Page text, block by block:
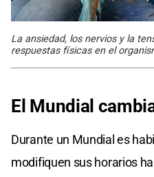
La ansiedad, los nervios y la
respuestas físicas en el
El Mundial
Durante un Mundial es
modifiquen sus horarios